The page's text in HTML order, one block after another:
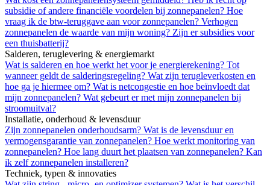
subsidie of andere financiële voordelen bij zonnepanelen? Hoe
vraag ik de btw-teruggave aan voor zonnepanelen? Verhogen
zonnepanelen de waarde van mijn woning? Zijn er subsidies voor
een thuisbatterij?
Salderen, teruglevering & energiemarkt
Wat is salderen en hoe werkt het voor je energierekening? Tot
wanneer geldt de salderingsregeling? Wat zijn terugleverkosten en
hoe ga je hiermee om? Wat is netcongestie en hoe beïnvloedt dat
mijn zonnepanelen? Wat gebeurt er met mijn zonnepanelen bij
stroomuitval?
Installatie, onderhoud & levensduur
Zijn zonnepanelen onderhoudsarm? Wat is de levensduur en
vermogensgarantie van zonnepanelen? Hoe werkt monitoring van
zonnepanelen? Hoe lang duurt het plaatsen van zonnepanelen? Kan
ik zelf zonnepanelen installeren?
Techniek, typen & innovaties